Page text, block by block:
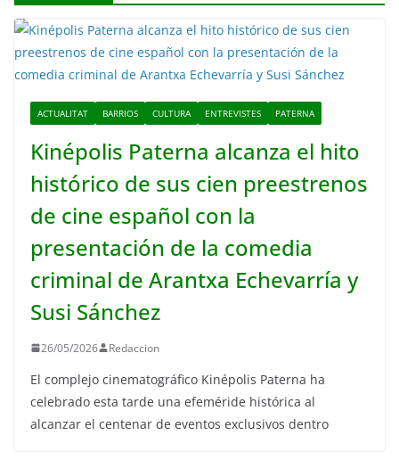
ACTUALITAT BARRIOS CULTURA ENTREVISTES PATERNA
Kinépolis Paterna alcanza el hito
histórico de sus cien preestrenos
de cine español con la
presentación de la comedia
criminal de Arantxa Echevarría y
Susi Sánchez
26/05/2026 Redaccion
El complejo cinematográfico Kinépolis Paterna ha
celebrado esta tarde una efeméride histórica al
alcanzar el centenar de eventos exclusivos dentro